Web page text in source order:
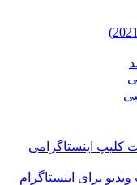
برای اینستاگرام